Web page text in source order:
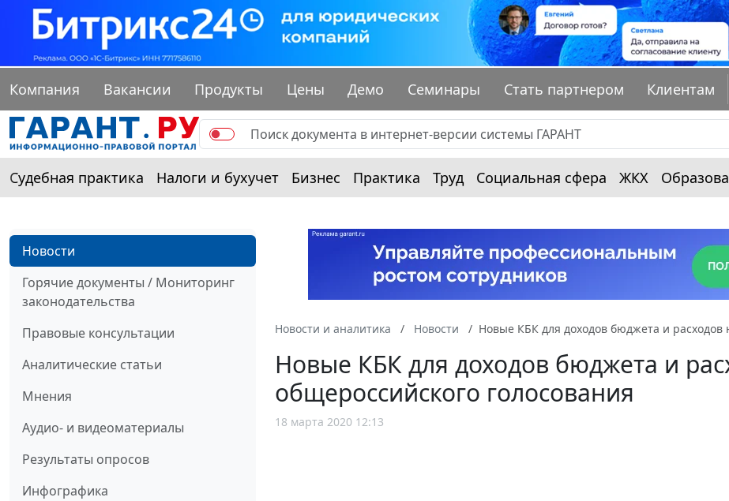
Компания Вакансии Продукты Цены Демо Семинары Стать партнером Клиентам
Судебная практика Налоги и бухучет Бизнес Практика Труд Социальная сфера ЖКХ
Новости
Горячие документы / Мониторинг
законодательства
Правовые консультации
Аналитические статьи
Мнения
Аудио- и видеоматериалы
Результаты опросов
Инфографика
Новости и аналитика Новости Новые КБК для доходов бюджета и расходов
Новые КБК для доходов бюджета и
общероссийского голосования
18 марта 2020 12:13